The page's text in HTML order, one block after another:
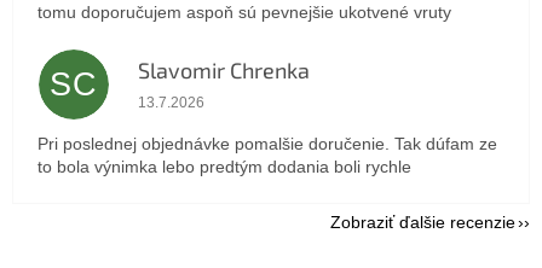
tomu doporučujem aspoň sú pevnejšie ukotvené vruty
SC Slavomir Chrenka
Hodnotenie obchodu je 5 z 5 hviezdičiek.
13.7.2026
Pri poslednej objednávke pomalšie doručenie. Tak dúfam ze
to bola výnimka lebo predtým dodania boli rychle
Zobraziť ďalšie recenzie